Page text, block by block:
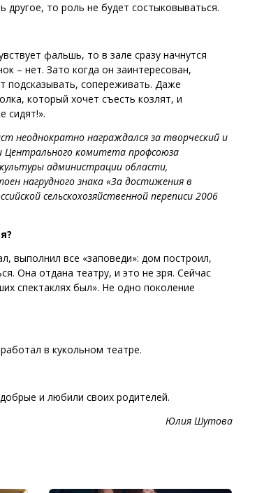
то роль не будет состыковываться.
фальшь, то в зале сразу начнутся
– нет. Зато когда он заинтересован,
подсказывать, сопереживать. Даже
который хочет съесть козлят, и
сидят!».
неоднократно награждался за творческий и
комитета профсоюза
администрации области,
нагрудного знака «За достижения в
сельскохозяйственной переписи 2006
выполнил все «заповеди»: дом построил,
Она отдана театру, и это не зря. Сейчас
спектаклях был». Не одно поколение
в кукольном театре.
и любили своих родителей.
Юлия Шутова